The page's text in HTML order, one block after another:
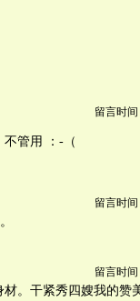
留言时间
管用 ：-（
留言时间
留言时间
。干紧秀四嫂我的赞